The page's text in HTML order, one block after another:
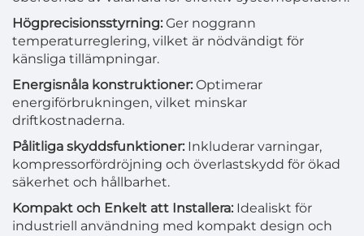
Högprecisionsstyrning: Ger noggrann
temperaturreglering, vilket är nödvändigt för
känsliga tillämpningar.
Energisnåla konstruktioner: Optimerar
energiförbrukningen, vilket minskar
driftkostnaderna.
Pålitliga skyddsfunktioner: Inkluderar varningar,
kompressorfördröjning och överlastskydd för ökad
säkerhet och hållbarhet.
Kompakt och Enkelt att Installera: Idealiskt för
industriell användning med kompakt design och